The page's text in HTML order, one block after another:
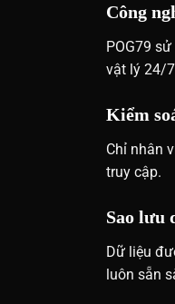
Công
POG79
vật lý 24/
Kiểm
Chỉ nhân
truy cập.
Sao lưu
Dữ liệu
luôn sẵn